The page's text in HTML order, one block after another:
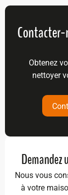
Obtenez
nettoyer
Demandez
Nous vous
à votre